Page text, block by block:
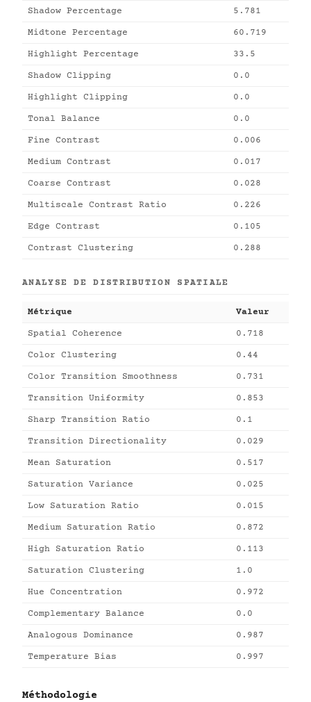
Shadow Percentage 5.781
Midtone Percentage 60.719
Highlight Percentage 33.5
Shadow Clipping 0.0
Highlight Clipping 0.0
Tonal Balance 0.0
Fine Contrast 0.006
Medium Contrast 0.017
Coarse Contrast 0.028
Multiscale Contrast Ratio 0.226
Edge Contrast 0.105
Contrast Clustering 0.288
ANALYSE DE DISTRIBUTION SPATIALE
Métrique Valeur
Spatial Coherence 0.718
Color Clustering 0.44
Color Transition Smoothness 0.731
Transition Uniformity 0.853
Sharp Transition Ratio 0.1
Transition Directionality 0.029
Mean Saturation 0.517
Saturation Variance 0.025
Low Saturation Ratio 0.015
Medium Saturation Ratio 0.872
High Saturation Ratio 0.113
Saturation Clustering 1.0
Hue Concentration 0.972
Complementary Balance 0.0
Analogous Dominance 0.987
Temperature Bias 0.997
Méthodologie